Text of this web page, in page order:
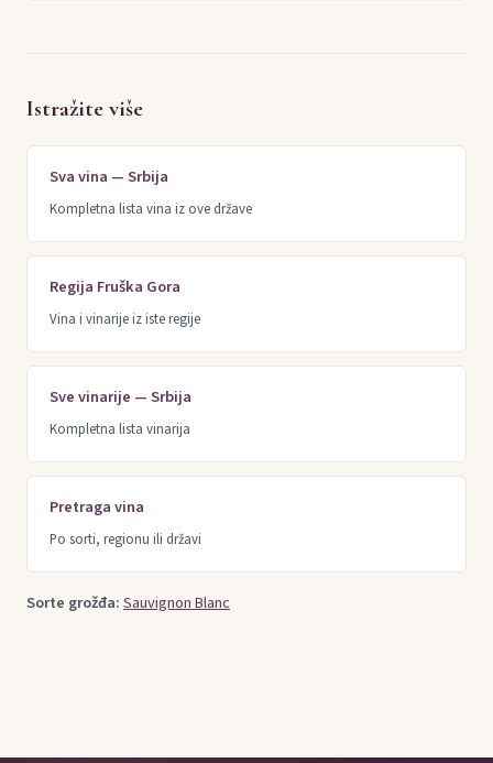
Istražite više
Sva vina — Srbija
Kompletna lista vina iz ove države
Regija Fruška Gora
Vina i vinarije iz iste regije
Sve vinarije — Srbija
Kompletna lista vinarija
Pretraga vina
Po sorti, regionu ili državi
Sorte grožđa:Sauvignon Blanc